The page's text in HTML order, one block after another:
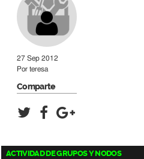
27 Sep 2012
Porteresa
Comparte
ACTIVIDAD DE GRUPOS Y NODOS